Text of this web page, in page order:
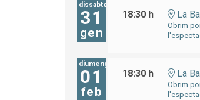
dissabte
31
gen
18:30 h La
Obrim
diumenge
01
feb
18:30 h La
Obrim